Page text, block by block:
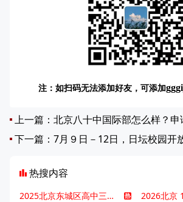
注：如扫码无法添加好友，可添加
上一篇： 北京八十中国际部怎么样？申
下一篇： 7月９日－12日，日坛校园开
热搜内容
2025北京东城区高中三大梯队高中有哪些？录取分数线是多少？